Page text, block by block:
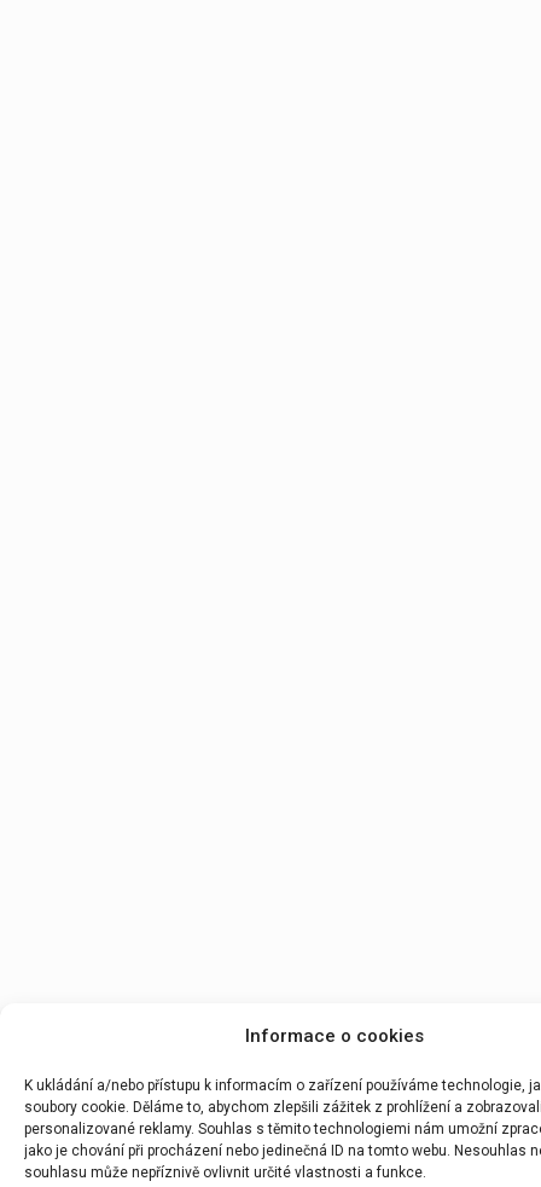
Informace o cookies
K ukládání a/nebo přístupu k informacím o zařízení používáme technologie,
soubory cookie. Děláme to, abychom zlepšili zážitek z prohlížení a
personalizované reklamy. Souhlas s těmito technologiemi nám umožní
jako je chování při procházení nebo jedinečná ID na tomto webu. Nesouhlas
souhlasu může nepříznivě ovlivnit určité vlastnosti a funkce.